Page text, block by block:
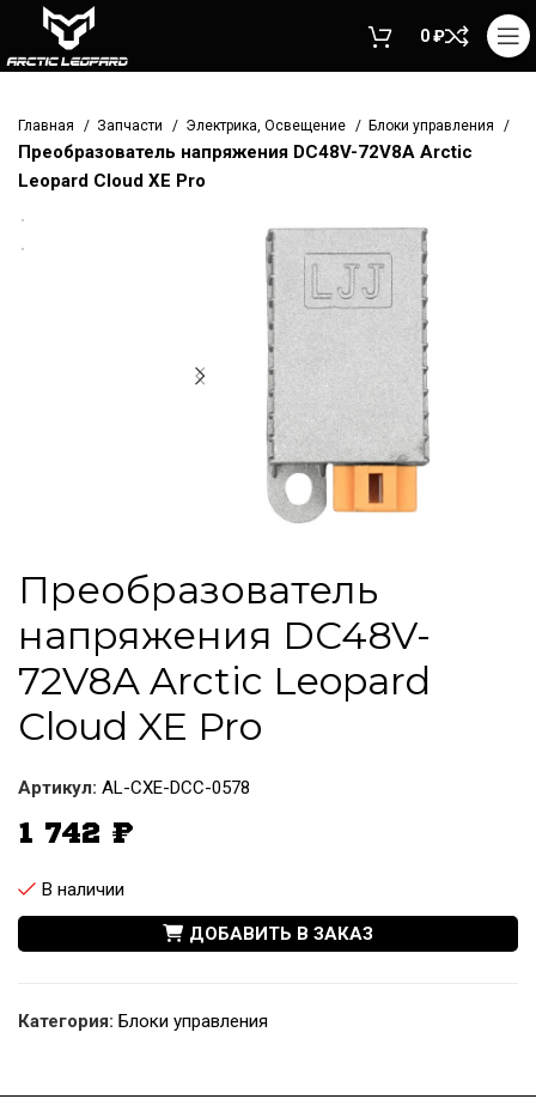
0₽
Главная Запчасти Электрика, Освещение Блоки управления
Преобразователь напряжения DC48V-72V8A Arctic
Leopard Cloud XE Pro
Преобразователь
напряжения DC48V-
72V8A Arctic Leopard
Cloud XE Pro
Артикул: AL-CXE-DCC-0578
1 742 ₽
В наличии
ДОБАВИТЬ В ЗАКАЗ
Категория: Блоки управления